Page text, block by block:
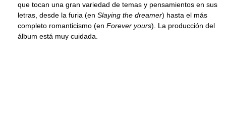
que tocan una gran variedad de temas y pensamientos en sus
letras, desde la furia (en Slaying the dreamer) hasta el más
completo romanticismo (en Forever yours). La producción del
álbum está muy cuidada.